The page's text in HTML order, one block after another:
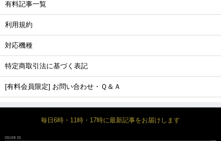
有料記事一覧
利用規約
対応機種
特定商取引法に基づく表記
[有料会員限定] お問い合わせ・Ｑ＆Ａ
毎日6時・11時・17時に最新記事をお届けします
FOLLOW US